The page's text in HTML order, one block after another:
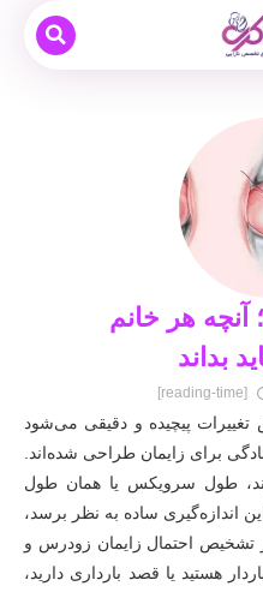
هر خانم
بداند
[reading-time]
پیچیده و دقیقی می‌شود
برای زایمان طراحی شده‌اند.
طول سرویکس یا همان طول
اندازه‌گیری ساده به نظر برسد،
تشخیص احتمال زایمان زودرس و
هستید یا قصد بارداری دارید،